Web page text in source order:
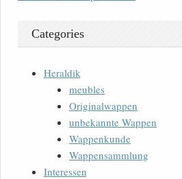
Categories
Heraldik
meubles
Originalwappen
unbekannte Wappen
Wappenkunde
Wappensammlung
Interessen